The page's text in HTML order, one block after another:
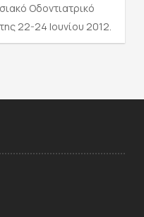
Οδοντιατρικό
22-24 Ιουνίου 2012.